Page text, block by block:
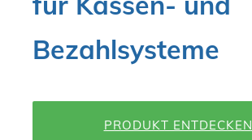
Bezahlsysteme
PRODUKT ENTDECKEN